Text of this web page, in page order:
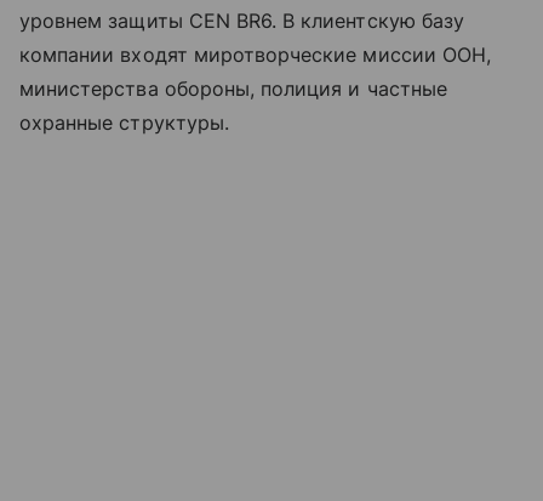
уровнем защиты CEN BR6. В клиентскую базу
компании входят миротворческие миссии ООН,
министерства обороны, полиция и частные
охранные структуры.